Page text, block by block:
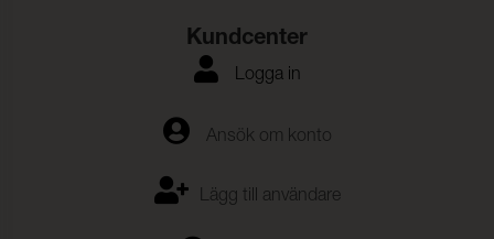
Kundcenter
Logga in
Ansök om konto
Lägg till användare